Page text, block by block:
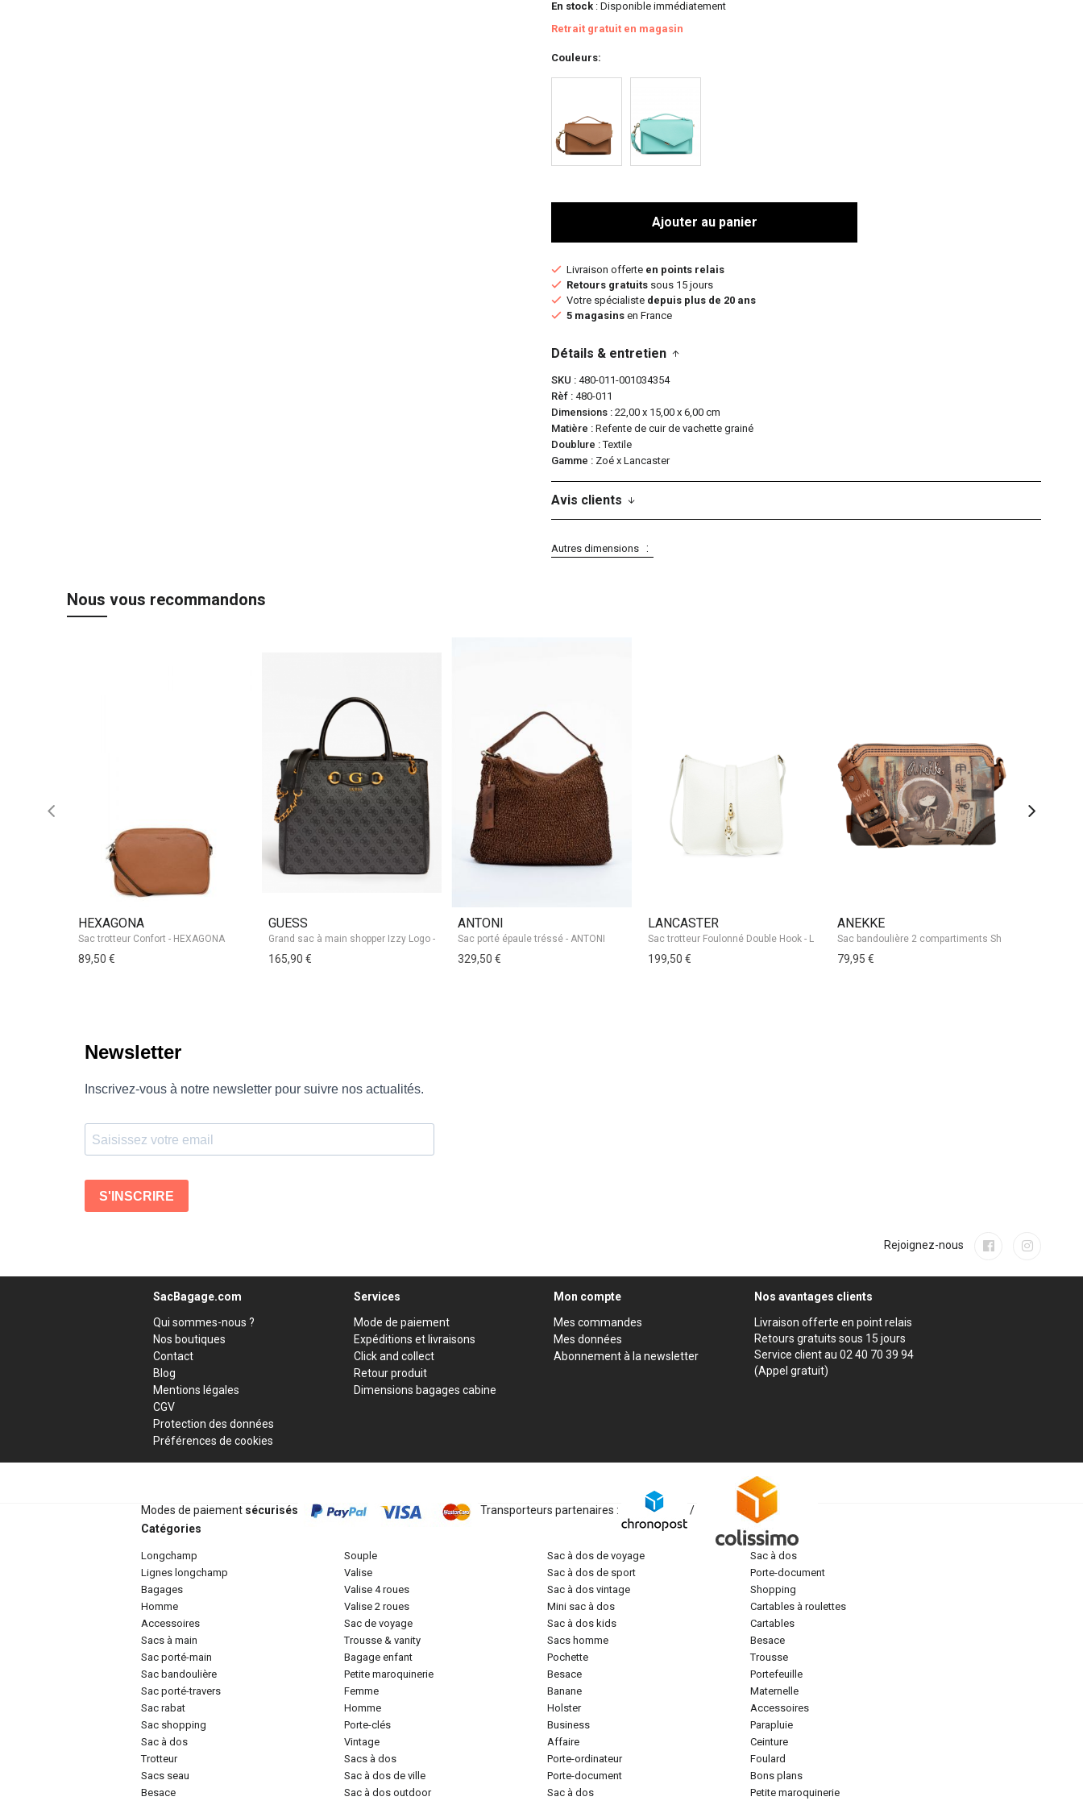
En stock : Disponible immédiatement
Retrait gratuit en magasin
Couleurs
Ajouter au panier
Livraison offerte en points relais
Retours gratuits sous 15 jours
Votre spécialiste depuis plus de 20 ans
5 magasins en France
Détails & entretien
SKU
480-011-001034354
Rèf
480-011
Dimensions
22,00 x 15,00 x 6,00 cm
Matière
Refente de cuir de vachette grainé
Doublure
Textile
Gamme
Zoé x Lancaster
Avis clients
Autres dimensions
Nous vous recommandons
HEXAGONA
Sac trotteur Confort - HEXAGONA
89,50 €
GUESS
165,90 €
ANTONI
Sac porté épaule tréssé - ANTONI
329,50 €
LANCASTER
199,50 €
ANEKKE
79,95 €
Rejoignez-nous
SacBagage.com
Qui sommes-nous ?
Nos boutiques
Contact
Blog
Mentions légales
CGV
Protection des données
Préférences de cookies
Services
Mode de paiement
Expéditions et livraisons
Click and collect
Retour produit
Dimensions bagages cabine
Mon compte
Mes commandes
Mes données
Abonnement à la newsletter
Nos avantages clients
Livraison offerte en point relais
Retours gratuits sous 15 jours
Service client au 02 40 70 39 94
(Appel gratuit)
Modes de paiement sécurisés Transporteurs partenaires :
/
Catégories
longchamp
lignes longchamp
bagages
homme
accessoires
sacs à main
sac porté-main
sac bandoulière
sac porté-travers
sac rabat
sac shopping
sac à dos
trotteur
sacs seau
besace
souple
valise
valise 4 roues
valise 2 roues
sac de voyage
trousse & vanity
bagage enfant
petite maroquinerie
femme
homme
porte-clés
vintage
sacs à dos
sac à dos de ville
sac à dos outdoor
sac à dos de voyage
sac à dos de sport
sac à dos vintage
mini sac à dos
sac à dos kids
sacs homme
pochette
besace
banane
holster
business
affaire
porte-ordinateur
porte-document
sac à dos
sac à dos
porte-document
shopping
cartables à roulettes
cartables
besace
trousse
portefeuille
maternelle
accessoires
parapluie
ceinture
foulard
bons plans
petite maroquinerie